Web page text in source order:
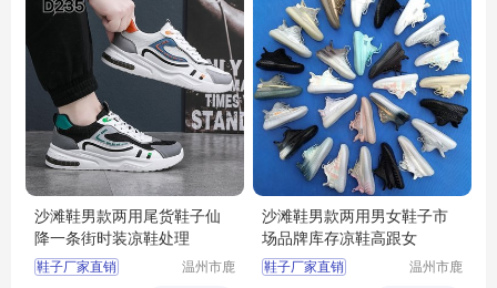
沙滩鞋男款两用尾货鞋子仙
降一条街时装凉鞋处理
鞋子厂家直销
温州市鹿
沙滩鞋男款两用男女鞋子市
场品牌库存凉鞋高跟女
鞋子厂家直销
温州市鹿